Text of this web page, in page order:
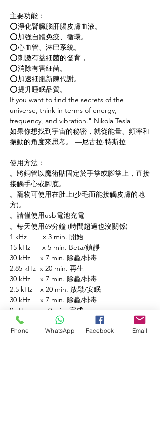
主要功能：
⭕淨化腎臟腦肝腸皮膚血液。
⭕加強自體免疫、循環。
⭕心血管、淋巴系統。
⭕刺激有益細菌的發育，
⭕消除有害細菌。
⭕加速細胞新陳代謝。
⭕提升睡眠品質。
If you want to find the secrets of the
universe, think in terms of energy,
frequency, and vibration." Nikola Tesla
如果你想找到宇宙的秘密，就從能量、頻率和
振動的角度來思考。 —尼古拉·特斯拉
使用方法：
。將銅管以魔術貼固定於手掌或腳掌上，直接
接觸手心或腳底。
。寵物可使用在肚上(少毛而能接觸皮膚的地
方)。
。請僅使用usb電池充電
。每天使用69分鐘 (時間超過也沒關係)
1 kHz x 3 min. 開始
15 kHz x 5 min. Beta/鎮靜
30 kHz x 7 min. 除蟲/排毒
2.85 kHz x 20 min. 再生
30 kHz x 7 min. 除蟲/排毒
2.5 kHz x 20 min. 放鬆/安眠
30 kHz x 7 min. 除蟲/排毒
0 kHz x 0 min. 完成
*建議第1次連續使用8星期
*保健人士之後不須要長期連續使用
Phone WhatsApp Facebook Email